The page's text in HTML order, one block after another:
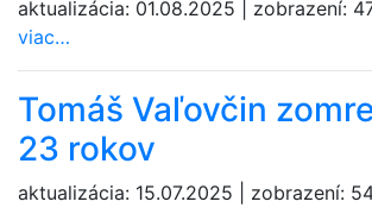
aktualizácia: 01.08.2025 zobrazení:
viac…
Tomáš Vaľovčin
23 rokov
aktualizácia: 15.07.2025 zobrazení: